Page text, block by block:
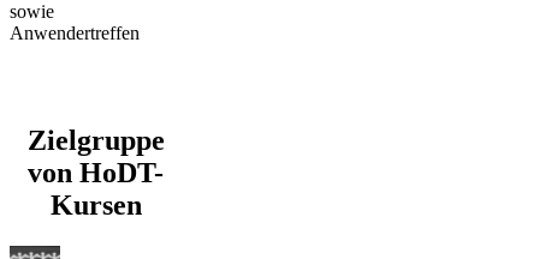
sowie
Anwendertreffen
Zielgruppe
von HoDT-
Kursen